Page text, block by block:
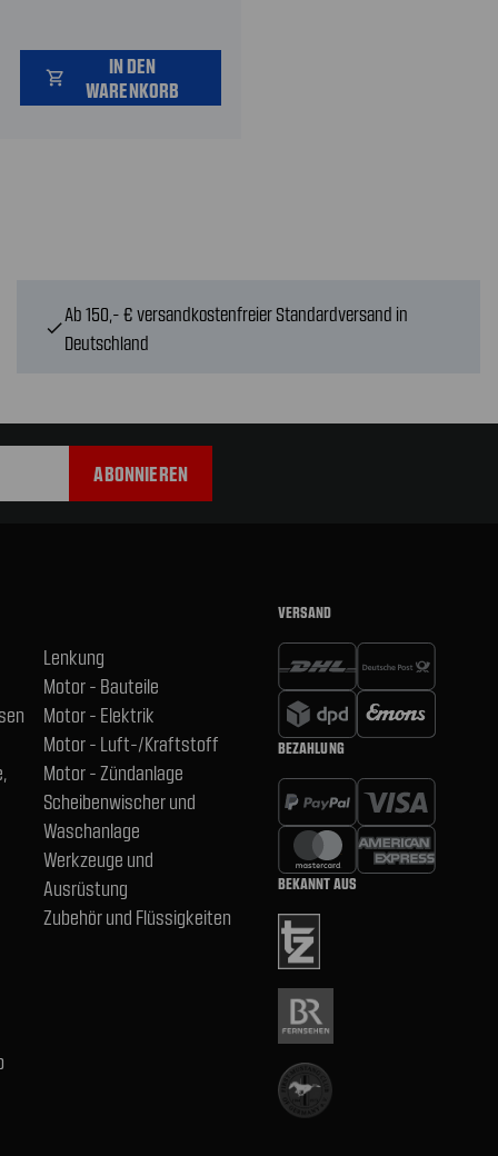
shopping_cart
IN DEN
WARENKORB
check
Ab 150,- € versandkostenfreier Standardversand in
Deutschland
Lenkung
Motor - Bauteile
Motor - Elektrik
Motor - Luft-/Kraftstoff
Motor - Zündanlage
Scheibenwischer und
Waschanlage
Werkzeuge und
Ausrüstung
Zubehör und Flüssigkeiten
VERSAND
BEZAHLUNG
BEKANNT AUS